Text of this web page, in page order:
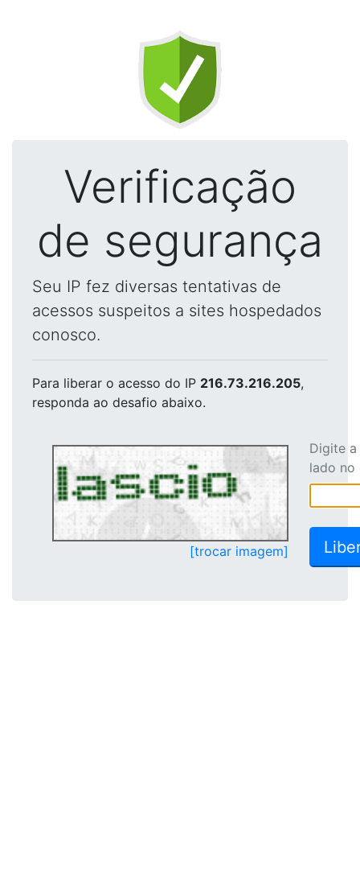
Verificação
de segurança
Seu IP fez diversas tentativas de
acessos suspeitos a sites hospedados
conosco.
Para liberar o acesso do IP 216.73.216.205,
responda ao desafio abaixo.
[trocar imagem]
Digite
lado no